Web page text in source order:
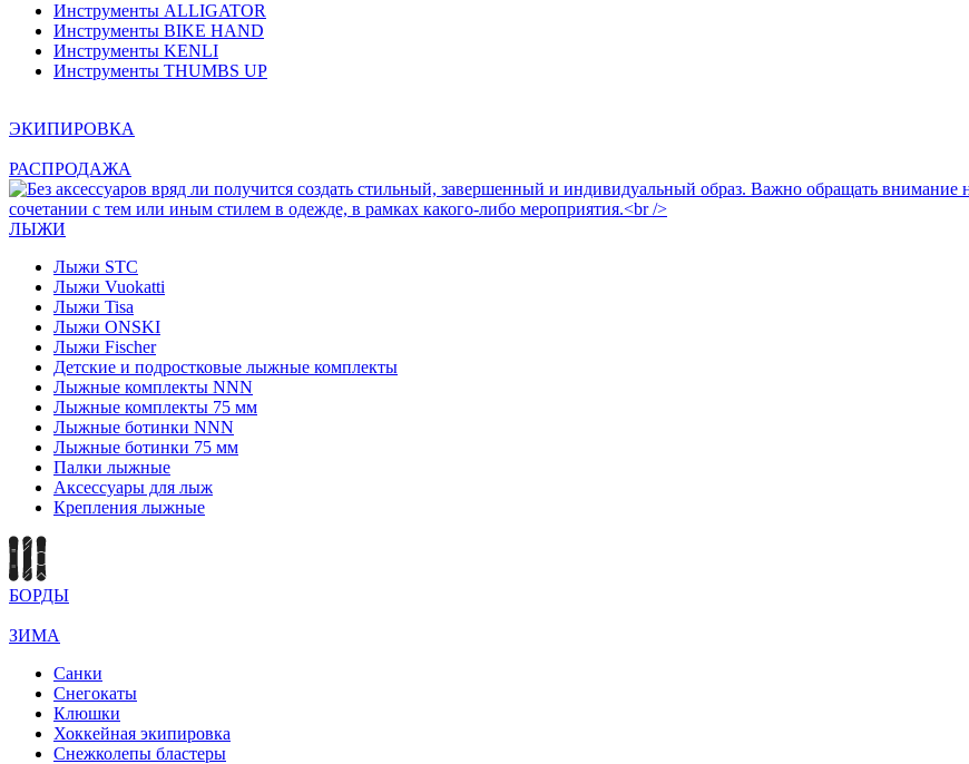
Инструменты ALLIGATOR
Инструменты BIKE HAND
Инструменты KENLI
Инструменты THUMBS UP
ЭКИПИРОВКА
РАСПРОДАЖА
ЛЫЖИ
Лыжи STC
Лыжи Vuokatti
Лыжи Tisa
Лыжи ONSKI
Лыжи Fischer
Детские и подростковые лыжные комплекты
Лыжные комплекты NNN
Лыжные комплекты 75 мм
Лыжные ботинки NNN
Лыжные ботинки 75 мм
Палки лыжные
Аксессуары для лыж
Крепления лыжные
БОРДЫ
ЗИМА
Санки
Снегокаты
Клюшки
Хоккейная экипировка
Снежколепы бластеры